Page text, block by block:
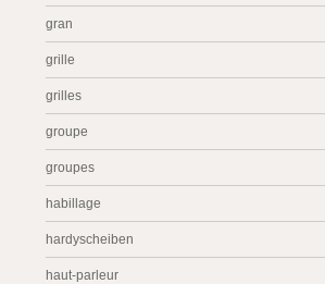
gran
grille
grilles
groupe
groupes
habillage
hardyscheiben
haut-parleur